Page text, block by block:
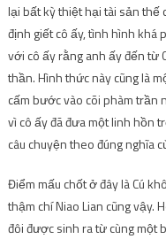
lại bất kỳ thiệt hại tài sản thế
định giết cô ấy, tình hình khá
với cô ấy rằng anh ấy đến từ
thần. Hình thức này cũng là
cấm bước vào cõi phàm trần
vì cô ấy đã đưa một linh hồn
câu chuyện theo đúng nghĩa
Điểm mấu chốt ở đây là Cú
thậm chí Niao Lian cũng vậy.
đôi được sinh ra từ cùng một